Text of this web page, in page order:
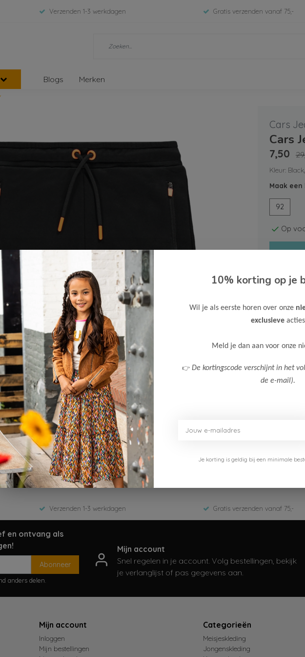
Verzenden 1-3 werkdagen Gratis verzenden vanaf 75,-
Blogs Merken
Cars
Cars
7,50
Kleur:
Maak een
92
Op
Gratis
Meer
Cars Jeans
5511501Black/Peach
Zomer 2024
Verzenden 1-3 werkdagen Gratis verzenden vanaf 75,-
en ontvang als
Abonneer
anders delen.
Mijn account
Snel regelen in je account. Volg bestellingen, bekijk
je verlanglijst of pas gegevens aan.
Mijn account
Inloggen
Mijn bestellingen
Categorieën
Meisjeskleding
Jongenskleding
10% korting op je
Wil je als eerste horen over onze
exclusieve
Meld je dan aan voor onze
👉 De kortingscode verschijnt in het
de e-mail).
Je korting is geldig bij een minimale